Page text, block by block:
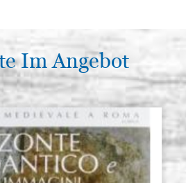
Im Angebot